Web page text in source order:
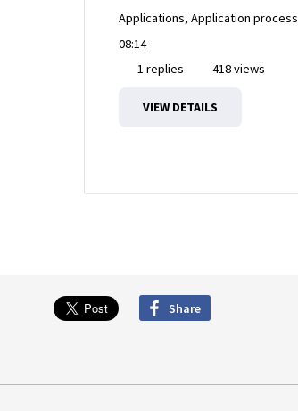
Applications, Application process
08:14
1 replies
418 views
VIEW DETAILS
Share